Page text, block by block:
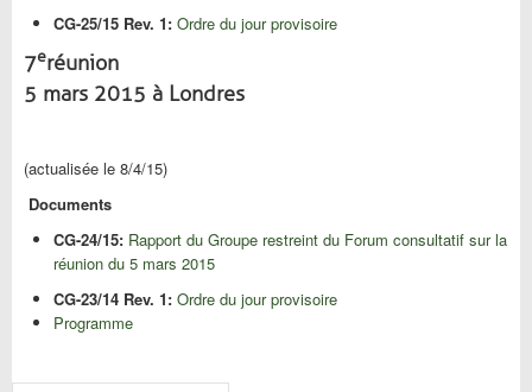
CG-25/15 Rev. 1: Ordre du jour provisoire
7eréunion
5 mars 2015 à Londres
(actualisée le 8/4/15)
Documents
CG-24/15: Rapport du Groupe restreint du Forum consultatif sur la
réunion du 5 mars 2015
CG-23/14 Rev. 1: Ordre du jour provisoire
Programme